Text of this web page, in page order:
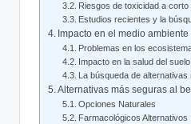
Riesgos de toxicidad a
Estudios recientes y la
Impacto en ‌el ⁣medio
Problemas en los⁢
Impacto en la ‌salud del suelo
La búsqueda de ‍alternativas
Alternativas ⁢más seguras al
Opciones ​Naturales
Farmacológicos Alternativos